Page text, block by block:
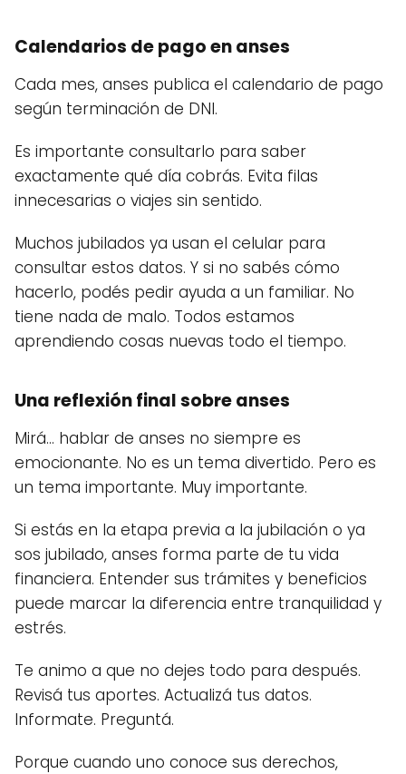
Calendarios de pago en anses
Cada mes, anses publica el calendario de pago
según terminación de DNI.
Es importante consultarlo para saber
exactamente qué día cobrás. Evita filas
innecesarias o viajes sin sentido.
Muchos jubilados ya usan el celular para
consultar estos datos. Y si no sabés cómo
hacerlo, podés pedir ayuda a un familiar. No
tiene nada de malo. Todos estamos
aprendiendo cosas nuevas todo el tiempo.
Una reflexión final sobre anses
Mirá… hablar de anses no siempre es
emocionante. No es un tema divertido. Pero es
un tema importante. Muy importante.
Si estás en la etapa previa a la jubilación o ya
sos jubilado, anses forma parte de tu vida
financiera. Entender sus trámites y beneficios
puede marcar la diferencia entre tranquilidad y
estrés.
Te animo a que no dejes todo para después.
Revisá tus aportes. Actualizá tus datos.
Informate. Preguntá.
Porque cuando uno conoce sus derechos,